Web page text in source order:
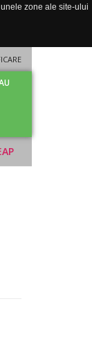
zone ale site-ului